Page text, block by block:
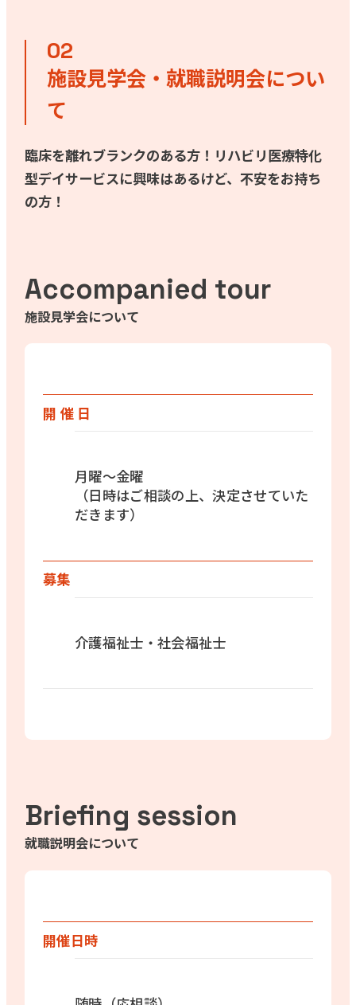
施設見学会・就職説明会につい
て
臨床を離れブランクのある方！リハビリ医療特化
型デイサービスに興味はあるけど、不安をお持ち
の方！
Accompanied tour
施設見学会について
開 催 日
月曜〜金曜
（日時はご相談の上、決定させていた
だきます）
募集
介護福祉士・社会福祉士
Briefing session
就職説明会について
開催日時